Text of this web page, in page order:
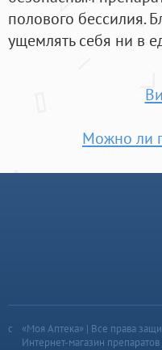
полового бессилия.
ущемлять себя ни в
Можно ли
«Моя Аптека» | Все права
Интернет-магазин